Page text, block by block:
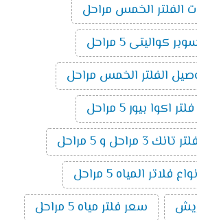
الفلتر الخمس مراحل
كواليتى 5 مراحل
الفلتر الخمس مراحل
اكوا بيور 5 مراحل
مراحل و 5 مراحل
فلاتر المياه 5 مراحل
سعر فلتر مياه 5 مراحل